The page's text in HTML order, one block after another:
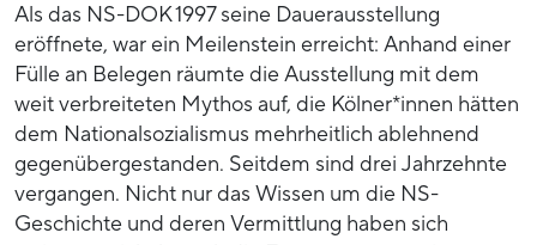
Als das NS-DOK 1997 seine Dauerausstellung
eröffnete, war ein Meilenstein erreicht: Anhand einer
Fülle an Belegen räumte die Ausstellung mit dem
weit verbreiteten Mythos auf, die Kölner*innen hätten
dem Nationalsozialismus mehrheitlich ablehnend
gegenübergestanden. Seitdem sind drei Jahrzehnte
vergangen. Nicht nur das Wissen um die NS-
Geschichte und deren Vermittlung haben sich